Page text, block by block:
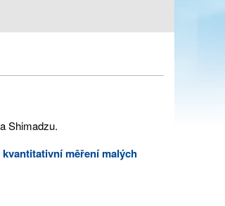
Shimadzu.
kvantitativní měření malých